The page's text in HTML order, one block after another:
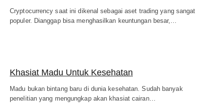
Cryptocurrency saat ini dikenal sebagai aset trading yang sangat
populer. Dianggap bisa menghasilkan keuntungan besar,…
Khasiat Madu Untuk Kesehatan
Madu bukan bintang baru di dunia kesehatan. Sudah banyak
penelitian yang mengungkap akan khasiat cairan…